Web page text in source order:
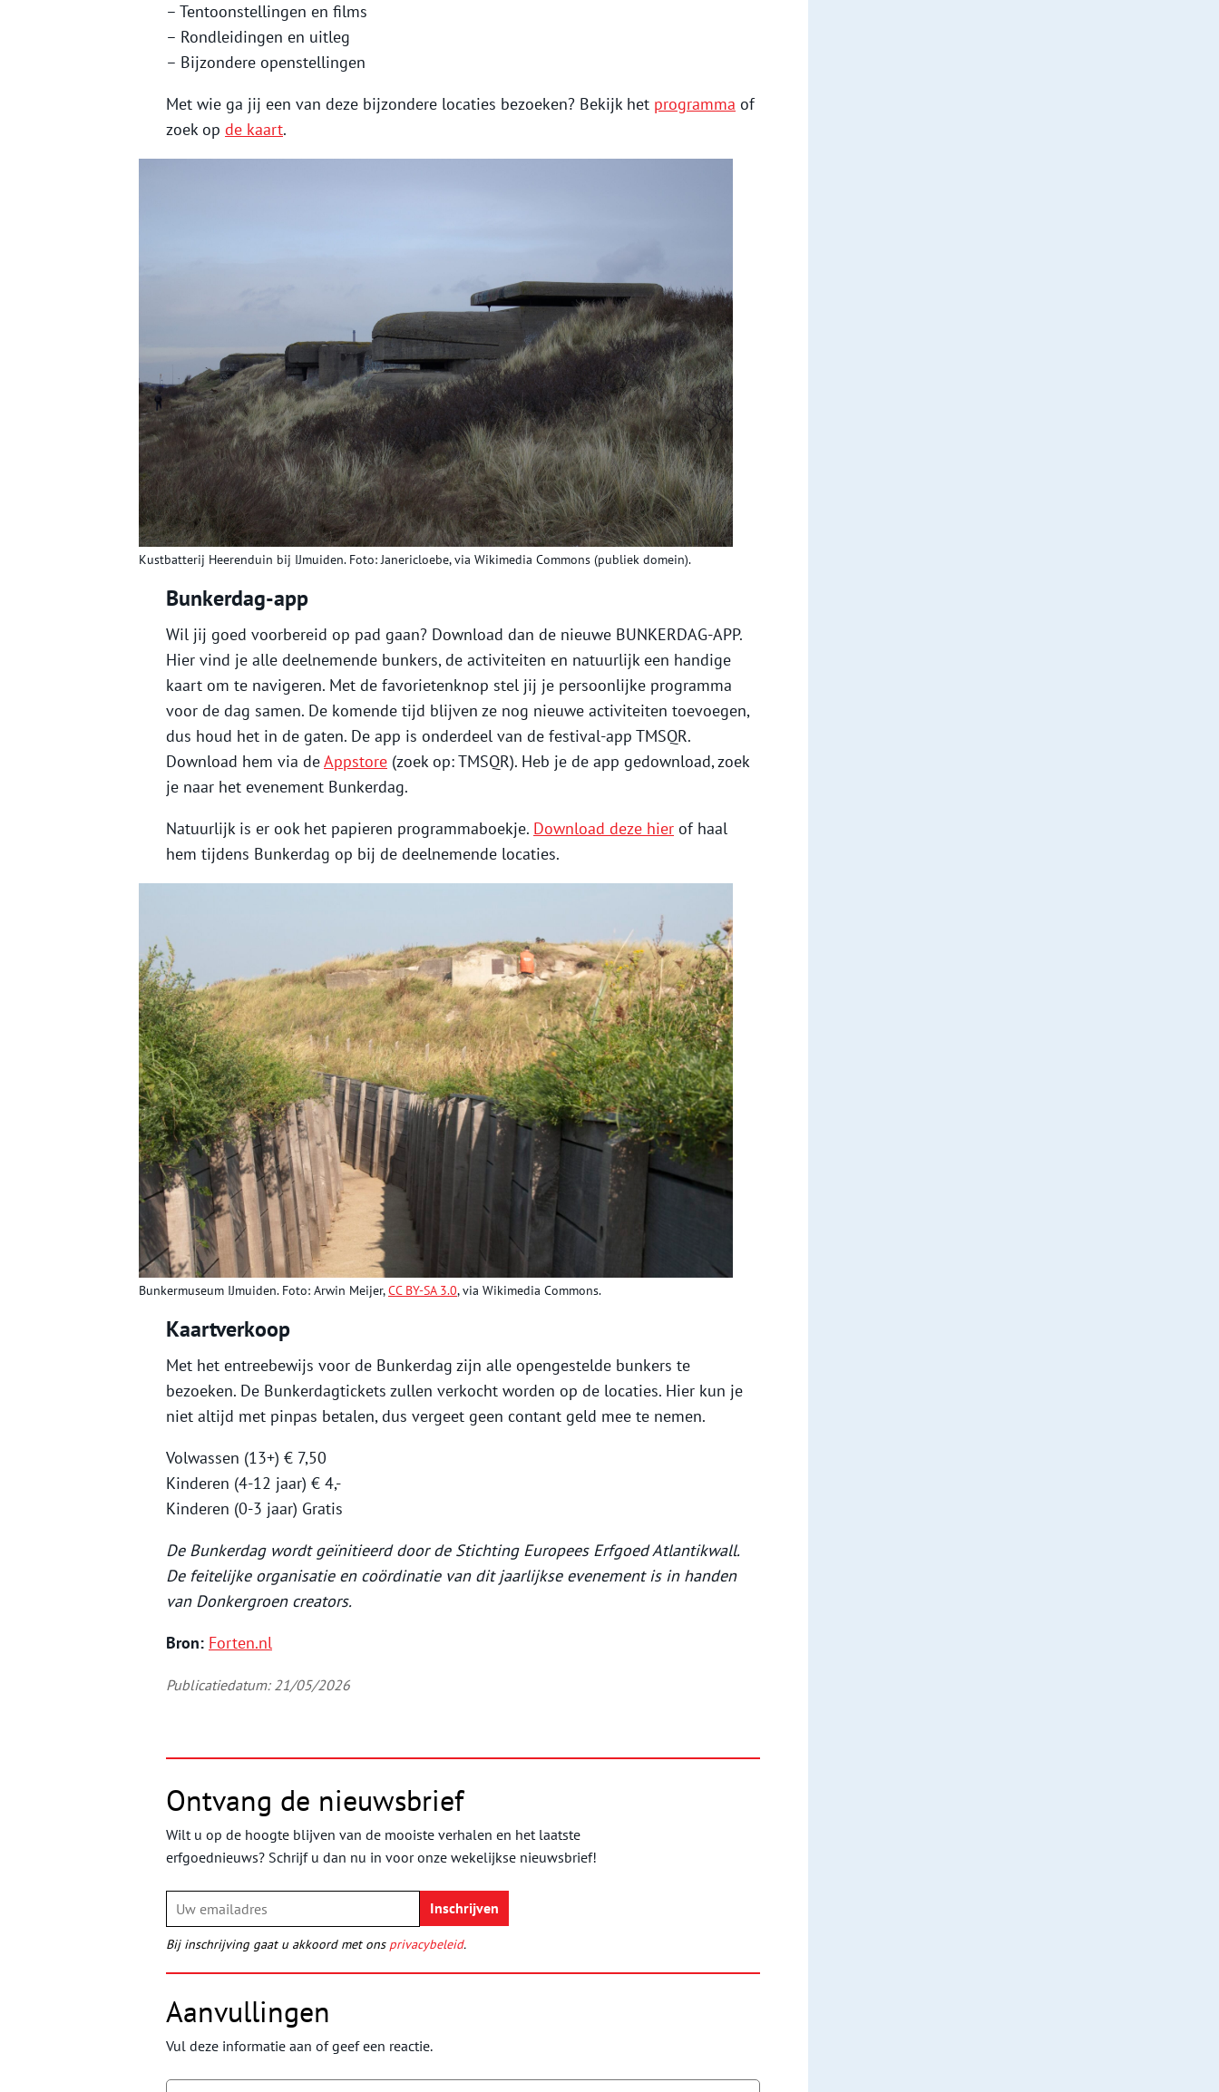
– Tentoonstellingen en films
– Rondleidingen en uitleg
– Bijzondere openstellingen
Met wie ga jij een van deze bijzondere locaties bezoeken? Bekijk het programma of
zoek op de kaart.
Kustbatterij Heerenduin bij IJmuiden. Foto: Janericloebe, via Wikimedia Commons (publiek domein).
Bunkerdag-app
Wil jij goed voorbereid op pad gaan? Download dan de nieuwe BUNKERDAG-APP.
Hier vind je alle deelnemende bunkers, de activiteiten en natuurlijk een handige
kaart om te navigeren. Met de favorietenknop stel jij je persoonlijke programma
voor de dag samen. De komende tijd blijven ze nog nieuwe activiteiten toevoegen,
dus houd het in de gaten. De app is onderdeel van de festival-app TMSQR.
Download hem via deAppstore (zoek op: TMSQR). Heb je de app gedownload, zoek
je naar het evenement Bunkerdag.
Natuurlijk is er ook het papieren programmaboekje. Download deze hier of haal
hem tijdens Bunkerdag op bij de deelnemende locaties.
Bunkermuseum IJmuiden. Foto: Arwin Meijer,CC BY-SA 3.0, via Wikimedia Commons.
Kaartverkoop
Met het entreebewijs voor de Bunkerdag zijn alle opengestelde bunkers te
bezoeken. De Bunkerdagtickets zullen verkocht worden op de locaties. Hier kun je
niet altijd met pinpas betalen, dus vergeet geen contant geld mee te nemen.
Volwassen (13+) € 7,50
Kinderen (4-12 jaar) € 4,-
Kinderen (0-3 jaar) Gratis
De Bunkerdag wordt geïnitieerd door de Stichting Europees Erfgoed Atlantikwall.
De feitelijke organisatie en coördinatie van dit jaarlijkse evenement is in handen
van Donkergroen creators.
Bron: Forten.nl
Publicatiedatum: 21/05/2026
Ontvang de nieuwsbrief
Wilt u op de hoogte blijven van de mooiste verhalen en het laatste
erfgoednieuws? Schrijf u dan nu in voor onze wekelijkse nieuwsbrief!
Bij inschrijving gaat u akkoord met ons privacybeleid.
Aanvullingen
Vul deze informatie aan of geef een reactie.